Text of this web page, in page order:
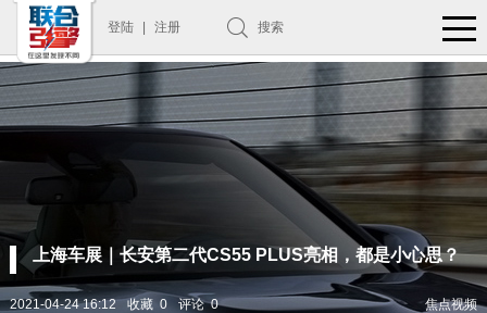
登陆 注册 搜索
上海车展｜长安第二代CS55 PLUS亮相，都是小心思？
2021-04-24 16:12 收藏 0 评论 0 焦点视频